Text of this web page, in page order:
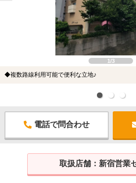
1/3
◆複数路線利用可能で便利な立地♪
電話で問合わせ
取扱店舗： 新宿営業